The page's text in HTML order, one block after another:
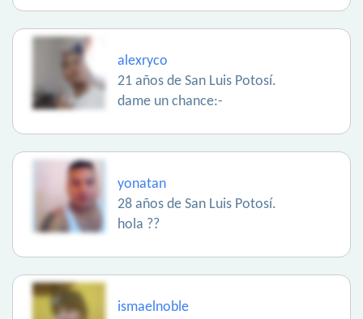
alexryco
21 años de San Luis Potosí.
dame un chance:-
yonatan
28 años de San Luis Potosí.
hola ??
ismaelnoble